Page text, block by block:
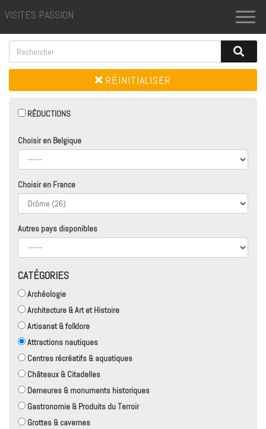
VISITES PASSION
RÉINITIALISER
RÉDUCTIONS
Choisir en Belgique
Choisir en France
Autres pays disponibles
CATÉGORIES
Archéologie
Architecture & Art et Histoire
Artisanat & folklore
Attractions nautiques
Centres récréatifs & aquatiques
Châteaux & Citadelles
Demeures & monuments historiques
Gastronomie & Produits du Terroir
Grottes & cavernes